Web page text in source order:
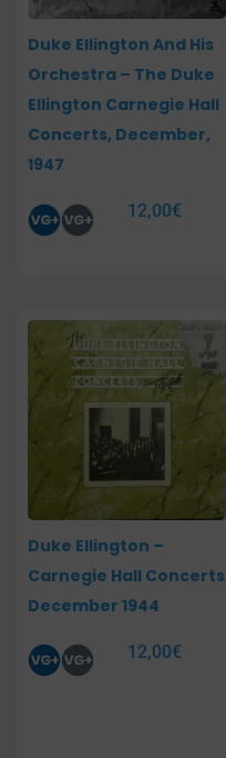
Duke Ellington And His
Orchestra – The Duke
Ellington Carnegie Hall
Concerts, December,
1947
12,00€
Duke Ellington –
Carnegie Hall Concerts
December 1944
12,00€